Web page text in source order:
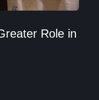
Role in